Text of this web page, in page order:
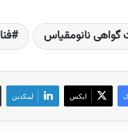
گواهی نانومقیاس
ایکس لینکدین